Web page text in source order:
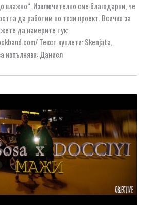
влажно“. Изключително сме благодарни, че
да работим по този проект. Всичко за
да намерите тук:
Текст куплети: Skenjata,
изпълнява: Даниел